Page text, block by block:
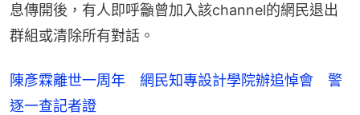
息傳開後，有人即呼籲曾加入該channel的網民退出
群組或清除所有對話。
陳彥霖離世一周年 網民知專設計學院辦追悼會 警
逐一查記者證